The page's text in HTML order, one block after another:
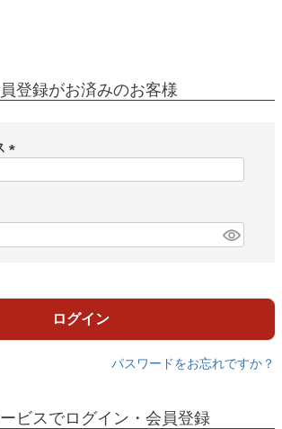
登録がお済みのお客様
)
ログイン
パスワードをお忘れですか？
ビスでログイン・会員登録